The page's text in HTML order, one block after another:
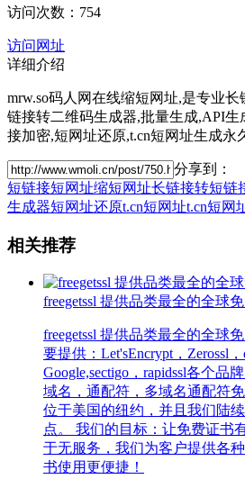
访问次数：754
访问网址
详细介绍
mrw.so码人网在线缩短网址,是专业
链接转二维码生成器,批量生成,API
接加密,短网址还原,t.cn短网址生成永
分享到：
短链接短网址缩短网址长链接转短链
生成器短网址还原t.cn短网址t.cn短网
相关推荐
freegetssl 提供品类最全的全球
freegetssl 提供品类最全的全球
要提供：Let'sEncrypt，Zerossl，
Google,sectigo，rapidssl各个品
域名，通配符，多域名通配符
位于美国的纽约，并且我们陆
点。 我们的目标：让免费证书
于无服务，我们为客户提供各
书使用更便捷！